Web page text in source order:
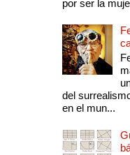
por ser la
del
en el mun...